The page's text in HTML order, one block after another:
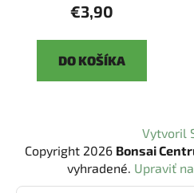
€3,90
DO KOŠÍKA
Vytvoril
Copyright 2026 Bonsai
vyhradené. Upraviť